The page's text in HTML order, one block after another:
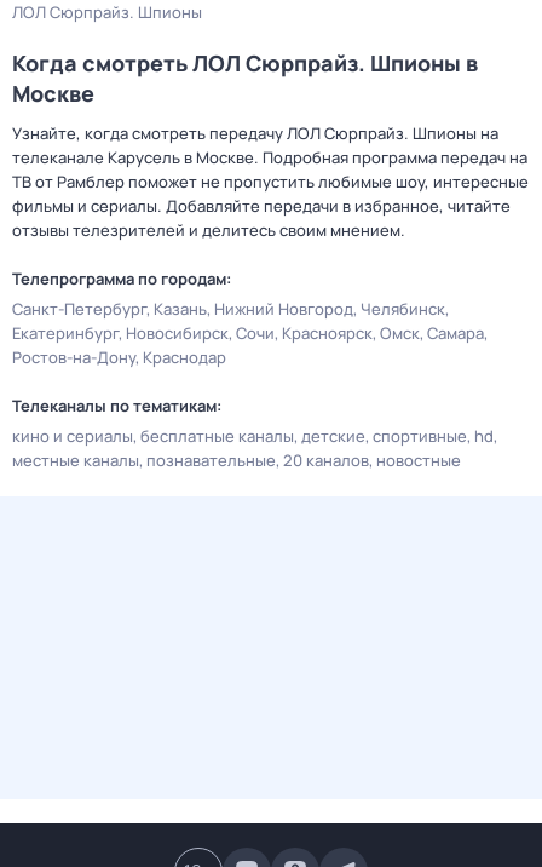
ЛОЛ Сюрпрайз. Шпионы
Когда смотреть ЛОЛ Сюрпрайз. Шпионы в
Москве
Узнайте, когда смотреть передачу ЛОЛ Сюрпрайз. Шпионы на
телеканале Карусель в Москве. Подробная программа передач на
ТВ от Рамблер поможет не пропустить любимые шоу, интересные
фильмы и сериалы. Добавляйте передачи в избранное, читайте
отзывы телезрителей и делитесь своим мнением.
Телепрограмма по городам:
Санкт-Петербург Казань Нижний Новгород Челябинск
Екатеринбург Новосибирск Сочи Красноярск Омск Самара
Ростов-на-Дону Краснодар
Телеканалы по тематикам:
кино и сериалы бесплатные каналы детские спортивные hd
местные каналы познавательные 20 каналов новостные